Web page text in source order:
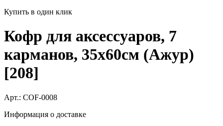
Купить в один клик
Кофр для аксессуаров, 7
карманов, 35х60см (Ажур)
[208]
Арт.: COF-0008
Информация о доставке